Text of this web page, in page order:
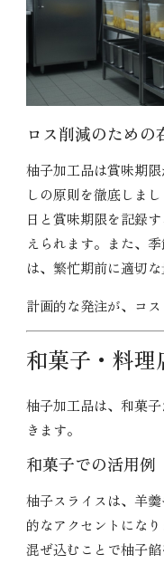
ロス削減のための
柚子加工品は賞味期
しの原則を徹底しま
日と賞味期限を記録
えられます。また、
は、繁忙期前に適切
計画的な発注が、コ
和菓子・料
柚子加工品は、和菓
きます。
和菓子での活用例
柚子スライスは、羊
的なアクセントにな
混ぜ込むことで柚子